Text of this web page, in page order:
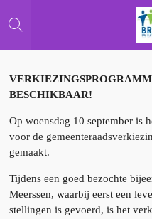
direct
hoofdinhoud
BESCHIKBAAR!
Op woensdag 10 september is
voor de
gemaakt.
Tijdens een goed bezochte
Meerssen, waarbij eerst een
stellingen is gevoerd, is het